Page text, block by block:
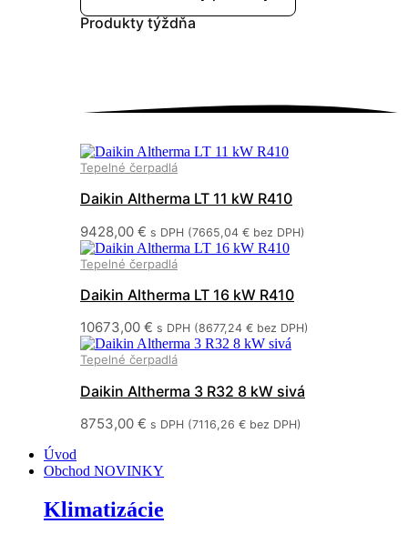
Produkty týždňa
Tepelné čerpadlá
Daikin Altherma LT 11 kW R410
9428,00 € s DPH (7665,04 € bez DPH)
Tepelné čerpadlá
Daikin Altherma LT 16 kW R410
10673,00 € s DPH (8677,24 € bez DPH)
Tepelné čerpadlá
Daikin Altherma 3 R32 8 kW sivá
8753,00 € s DPH (7116,26 € bez DPH)
Úvod
Obchod NOVINKY
Klimatizácie